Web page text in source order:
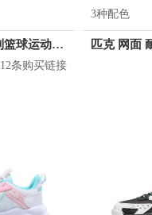
Nike 字母哥系列篮球运动恤衫圆领上衣短袖快干透气T恤 DJ1565
12条购买链接
3种配色